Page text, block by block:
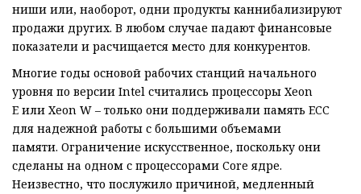
ниши или, наоборот, одни продукты каннибализируют
продажи других. В любом случае падают финансовые
показатели и расчищается место для конкурентов.
Многие годы основой рабочих станций начального
уровня по версии Intel считались процессоры Xeon
E или Xeon W – только они поддерживали память ECC
для надежной работы с большими объемами
памяти. Ограничение искусственное, поскольку они
сделаны на одном с процессорами Core ядре.
Неизвестно, что послужило причиной, медленный